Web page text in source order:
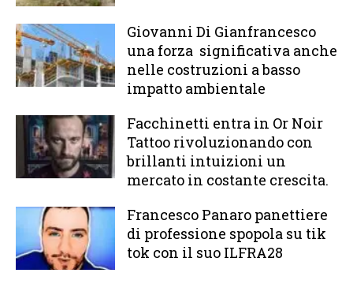
Giovanni Di Gianfrancesco
una forza significativa anche
nelle costruzioni a basso
impatto ambientale
Facchinetti entra in Or Noir
Tattoo rivoluzionando con
brillanti intuizioni un
mercato in costante crescita.
Francesco Panaro panettiere
di professione spopola su tik
tok con il suo ILFRA28